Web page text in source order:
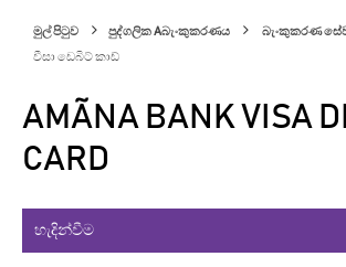
මුල් පිටුව පුද්ගලික Aබැංකුකරණය බැංකුකරණ
වීසා ඩෙබිට් කාඩ්
AMÃNA BANK VISA
CARD